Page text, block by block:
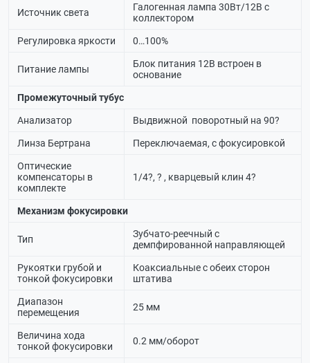
Источник света
Галогенная лампа 30Вт/12В с
коллектором
Регулировка яркости 0…100%
Питание лампы
Блок питания 12В встроен в
основание
Промежуточный тубус
Анализатор Выдвижной поворотный на 90?
Линза Бертрана Переключаемая, с фокусировкой
Оптические
компенсаторы в
комплекте
1/4?, ? , кварцевый клин 4?
Механизм фокусировки
Тип
Зубчато-реечный с
демпфированной направляющей
Рукоятки грубой и
тонкой фокусировки
Коаксиальные с обеих сторон
штатива
Диапазон
перемещения
25 мм
Величина хода
тонкой фокусировки
0.2 мм/оборот